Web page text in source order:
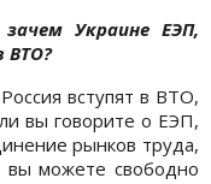
Украине ЕЭП,
ВТО?
вступят в ВТО,
вы говорите о ЕЭП,
рынков труда,
вы можете свободно